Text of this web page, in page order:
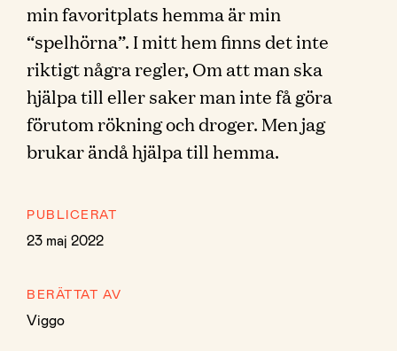
min favoritplats hemma är min
“spelhörna”. I mitt hem finns det inte
riktigt några regler, Om att man ska
hjälpa till eller saker man inte få göra
förutom rökning och droger. Men jag
brukar ändå hjälpa till hemma.
PUBLICERAT
23 maj 2022
BERÄTTAT AV
Viggo